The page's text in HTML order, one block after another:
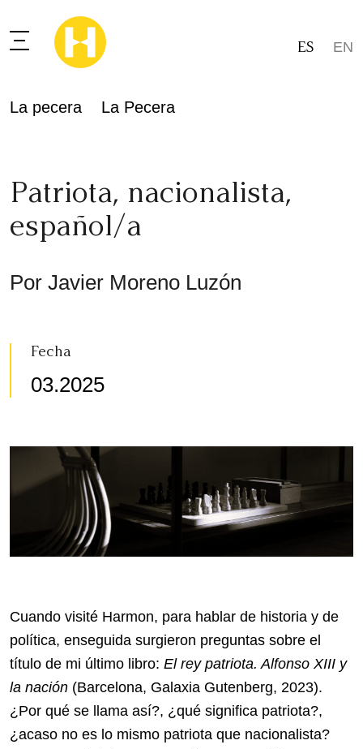
ES EN
La pecera La Pecera
Fecha
03.2025
Patriota, nacionalista,
español/a
Por Javier Moreno Luzón
Cuando visité Harmon, para hablar de historia y de
política, enseguida surgieron preguntas sobre el
título de mi último libro: El rey patriota. Alfonso XIII y
la nación (Barcelona, Galaxia Gutenberg, 2023).
¿Por qué se llama así?, ¿qué significa patriota?,
¿acaso no es lo mismo patriota que nacionalista?